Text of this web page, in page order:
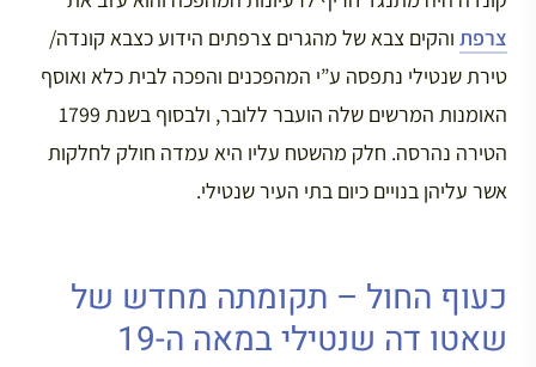
צרפת והקים צבא של מהגרים צרפתים הידוע כצבא קונדה/
טירת שנטילי נתפסה ע”י המהפכנים והפכה לבית כלא ואוסף
האומנות המרשים שלה הועבר ללובר, ולבסוף בשנת 1799
הטירה נהרסה. חלק מהשטח עליו היא עמדה חולק לחלקות
אשר עליהן בנויים כיום בתי העיר שנטילי.
כעוף החול – תקומתה מחדש של
שאטו דה שנטילי במאה ה-19